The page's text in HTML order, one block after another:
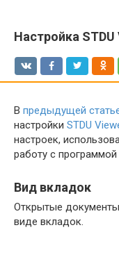
Настройка
В предыдущей
настройки STDU
настроек,
работу с
Вид вкладок
Открытые
виде вкладок.